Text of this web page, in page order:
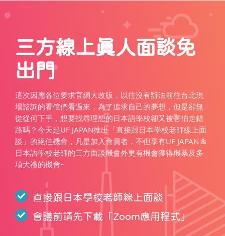
三方線上真人面談免
出門
這次因應各位要求官網大改版，以往沒有辦法前往台北現
場諮詢的看倌們看過來，為了追求自己的夢想，但是卻無
從從何下手，想要找尋理想的日本語學校卻又被害怕走錯
路嗎？今天起UF JAPAN推出「直接跟日本學校老師線上面
談」的絕佳機會，凡是加入會員者，不但享有UF JAPAN &
日本語學校老師的三方面談機會外更有機會獲得機票及多
項大禮的機會~
直接跟日本學校老師線上面談
會議前請先下載「Zoom應用程式」